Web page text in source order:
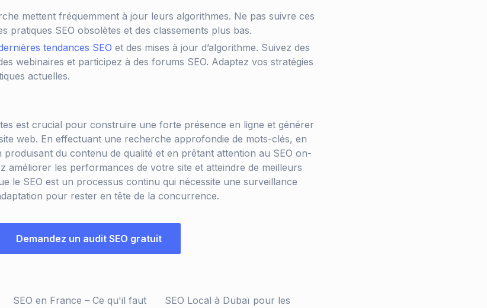
mettent fréquemment à jour leurs algorithmes. Ne pas suivre ces
pratiques SEO obsolètes et des classements plus bas.
tendances SEO et des mises à jour d’algorithme. Suivez des
webinaires et participez à des forums SEO. Adaptez vos stratégies
actuelles.
est crucial pour construire une forte présence en ligne et générer
web. En effectuant une recherche approfondie de mots-clés, en
du contenu de qualité et en prêtant attention au SEO on-
améliorer les performances de votre site et atteindre de meilleurs
le SEO est un processus continu qui nécessite une surveillance
pour rester en tête de la concurrence.
Demandez un audit SEO gratuit
SEO en France – Ce qu'il faut
SEO Local à Dubaï pour les